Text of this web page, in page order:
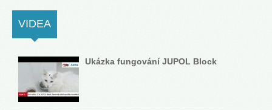
VIDEA
Ukázka fungování JUPOL Block